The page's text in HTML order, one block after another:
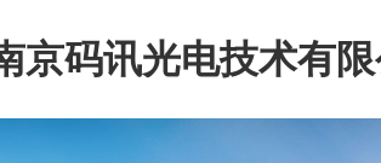
京码讯光电技术有